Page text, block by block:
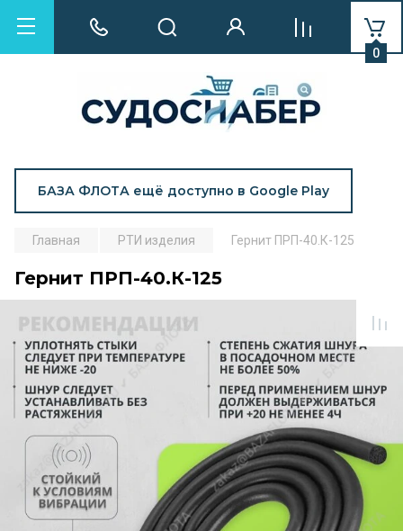
БАЗА ФЛОТА ещё доступно в Google Play
0
Главная РТИ изделия Гернит ПРП-40.К-125
Гернит ПРП-40.К-125